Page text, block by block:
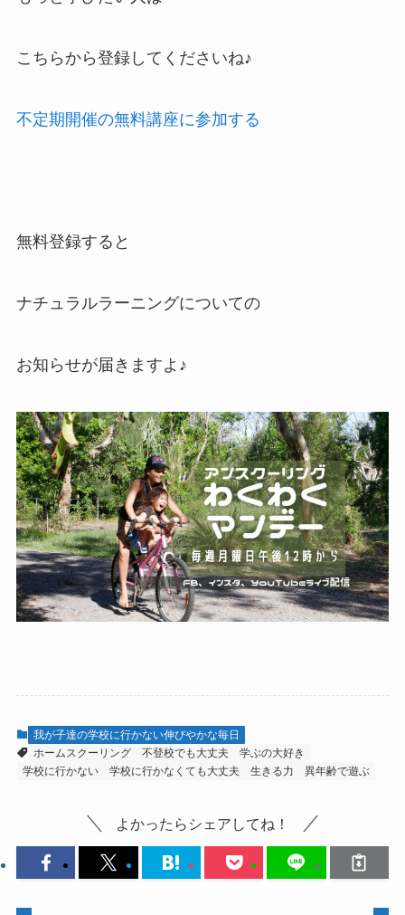
こちらから登録してくださいね♪
不定期開催の無料講座に参加する
無料登録すると
ナチュラルラーニングについての
お知らせが届きますよ♪
我が子達の学校に行かない伸びやかな毎日
ホームスクーリング
不登校でも大丈夫
学ぶの大好き
学校に行かない
学校に行かなくても大丈夫 生きる力 異年齢で遊ぶ
よかったらシェアしてね！